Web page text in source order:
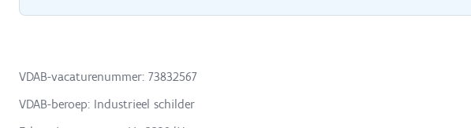
VDAB-vacaturenummer: 73832567
VDAB-beroep: Industrieel schilder